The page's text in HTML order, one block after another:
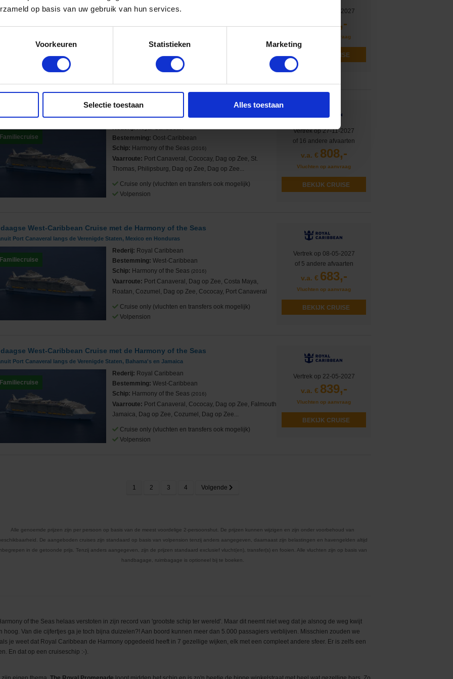
op basis van uw gebruik van hun services.
Voorkeuren Statistieken Marketing
Selectie toestaan Alles toestaan
Rederij:Royal Caribbean
Schip:Harmony of the Seas
Zee, Falmouth Jamaica, Dag op Zee, Cococay...
Cruise only (vluchten en transfers ook mogelijk)
Vertrek op 24-04-2027
v.a. €838,-
Vluchten op aanvraag
BEKIJK CRUISE
daagse Oost-Caribbean Cruise met de Harmony of the Seas
Port Canaveral langs de Verenigde Staten, Bahama's en Amerikaanse Maagdeneilanden
Familiecruise
Rederij:Royal Caribbean
Bestemming: Oost-Caribbean
Schip: Harmony of the Seas (2016)
Vaarroute: Port Canaveral, Cococay, Dag op Zee, St.
Thomas, Philipsburg, Dag op Zee, Dag op Zee...
Cruise only (vluchten en transfers ook mogelijk)
Volpension
Vertrek op 27-11-2027
of 16 andere afvaarten
v.a. € 808,-
Vluchten op aanvraag
BEKIJK CRUISE
West-Caribbean Cruise met de Harmony of the Seas
Port Canaveral langs de Verenigde Staten, Mexico en Honduras
Familiecruise
Rederij: Royal Caribbean
Bestemming:West-Caribbean
Schip: Harmony of the Seas (2016)
Vaarroute: Port Canaveral, Dag op Zee, Costa Maya,
Roatan, Cozumel, Dag op Zee, Cococay, Port Canaveral
Cruise only (vluchten en transfers ook mogelijk)
Volpension
Vertrek op 08-05-2027
of 5 andere afvaarten
v.a. € 683,-
Vluchten op aanvraag
BEKIJK CRUISE
West-Caribbean Cruise met de Harmony of the Seas
Port Canaveral langs de Verenigde Staten, Bahama's en Jamaica
Familiecruise
Rederij: Royal Caribbean
Bestemming:West-Caribbean
Schip: Harmony of the Seas (2016)
Vaarroute: Port Canaveral, Cococay, Dag op Zee, Falmouth
Jamaica, Dag op Zee, Cozumel, Dag op Zee...
Cruise only (vluchten en transfers ook mogelijk)
Volpension
Vertrek op 22-05-2027
v.a. € 839,-
Vluchten op aanvraag
BEKIJK CRUISE
1 2 3 4 Volgende
Alle genoemde prijzen zijn per persoon op basis van de meest voordelige 2-persoonshut. De prijzen kunnen wijzigen en zijn onder voorbehoud van
De aangeboden cruises zijn standaard op basis van volpension tenzij anders aangegeven, daarnaast zijn belastingen en havengelden altijd
inbegrepen in de getoonde prijs. Tenzij anders aangegeven, zijn de prijzen standaard exclusief vlucht(en), transfer(s) en fooien. Alle vluchten zijn op basis van
handbagage, ruimbagage is optioneel bij te boeken.
of the Seas helaas verstoten in zijn record van 'grootste schip ter wereld'. Maar dit neemt niet weg dat je alsnog de weg kwijt
hoog. Van die cijfertjes ga je toch bijna duizelen?! Aan boord kunnen meer dan 5.000 passagiers verblijven. Misschien zouden we
je weet dat Royal Caribbean de Harmony opgedeeld heeft in 7 gezellige wijken, elk met een compleet andere sfeer. Er is zelfs een
En dat op een cruiseschip :-).